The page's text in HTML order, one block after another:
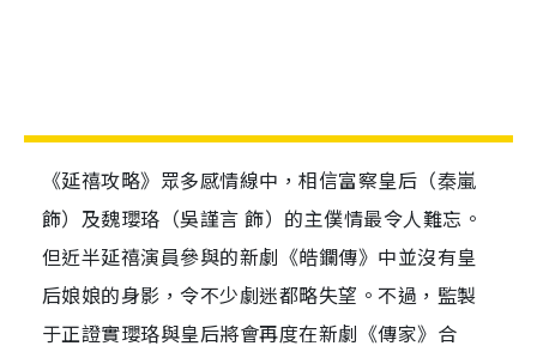
《延禧攻略》眾多感情線中，相信富察皇后（秦嵐
飾）及魏瓔珞（吳謹言 飾）的主僕情最令人難忘。
但近半延禧演員參與的新劇《皓鑭傳》中並沒有皇
后娘娘的身影，令不少劇迷都略失望。不過，監製
于正證實瓔珞與皇后將會再度在新劇《傳家》合